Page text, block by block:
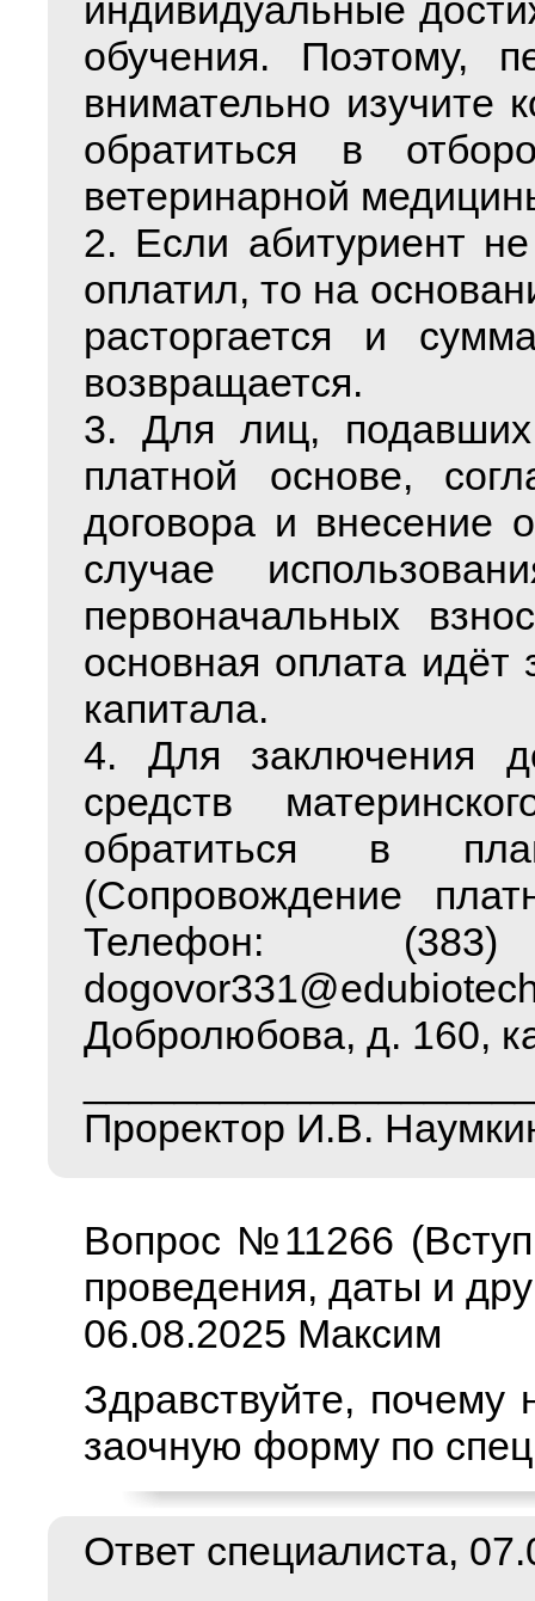
индивидуальные
обучения. Поэтому,
внимательно изучите
обратиться в
ветеринарной
2. Если абитуриент
оплатил, то на
расторгается и
возвращается.
3. Для лиц,
платной основе,
договора и внесение
случае
первоначальных
основная оплата идёт
капитала.
4. Для заключения
средств
обратиться в
(Сопровождение
Телефон:
Добролюбова, д. 160,
Проректор И.В.
Вопрос №11266
проведения, даты и
06.08.2025 Максим
Здравствуйте, почему
заочную форму по
Ответ специалиста,